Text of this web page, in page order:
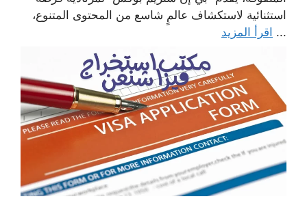
استثنائية لاستكشاف عالمٍ شاسع من المحتوى المتنوع،
... اقرأ المزيد